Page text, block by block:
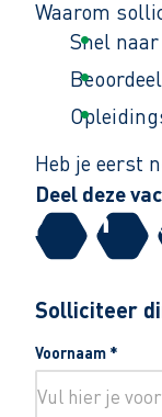
Waarom
Snel
Heb je eerst
Deel deze
Solliciteer
Voornaam *